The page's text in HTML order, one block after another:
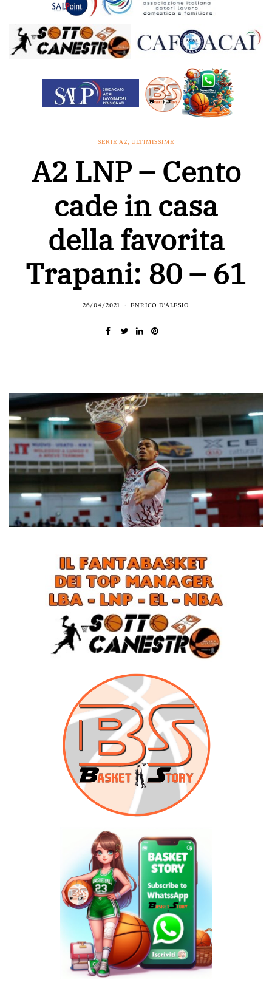
SERIE A2, ULTIMISSIME
A2 LNP – Cento
cade in casa
della favorita
Trapani: 80 – 61
26/04/2021 ENRICO D'ALESIO